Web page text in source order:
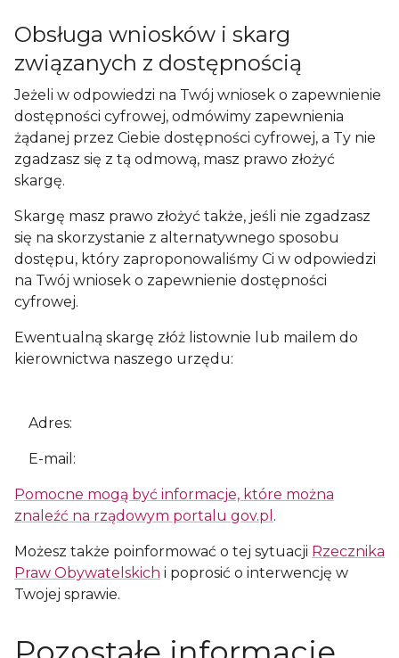
Obsługa wniosków i skarg
związanych z dostępnością
Jeżeli w odpowiedzi na Twój wniosek o zapewnienie
dostępności cyfrowej, odmówimy zapewnienia
żądanej przez Ciebie dostępności cyfrowej, a Ty nie
zgadzasz się z tą odmową, masz prawo złożyć
skargę.
Skargę masz prawo złożyć także, jeśli nie zgadzasz
się na skorzystanie z alternatywnego sposobu
dostępu, który zaproponowaliśmy Ci w odpowiedzi
na Twój wniosek o zapewnienie dostępności
cyfrowej.
Ewentualną skargę złóż listownie lub mailem do
kierownictwa naszego urzędu:
Adres:
E-mail:
Pomocne mogą być informacje, które można
znaleźć na rządowym portalu gov.pl .
Możesz także poinformować o tej sytuacji Rzecznika
Praw Obywatelskich i poprosić o interwencję w
Twojej sprawie.